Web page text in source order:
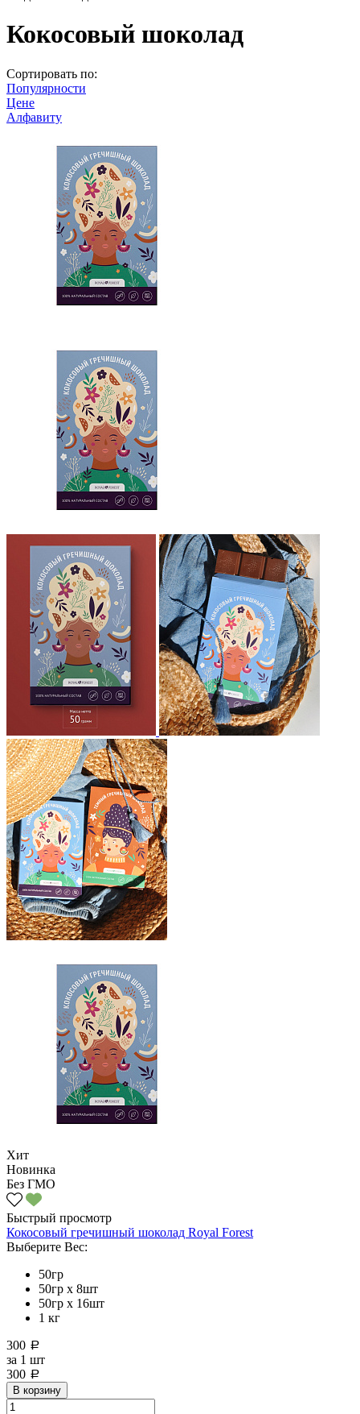
Кокосовый шоколад
Сортировать по:
Популярности
Цене
Алфавиту
Хит
Новинка
Без ГМО
Быстрый просмотр
Кокосовый гречишный шоколад Royal Forest
Выберите Вес:
50гр
50гр х 8шт
50гр х 16шт
1 кг
300 a
за 1 шт
300 a
В корзину